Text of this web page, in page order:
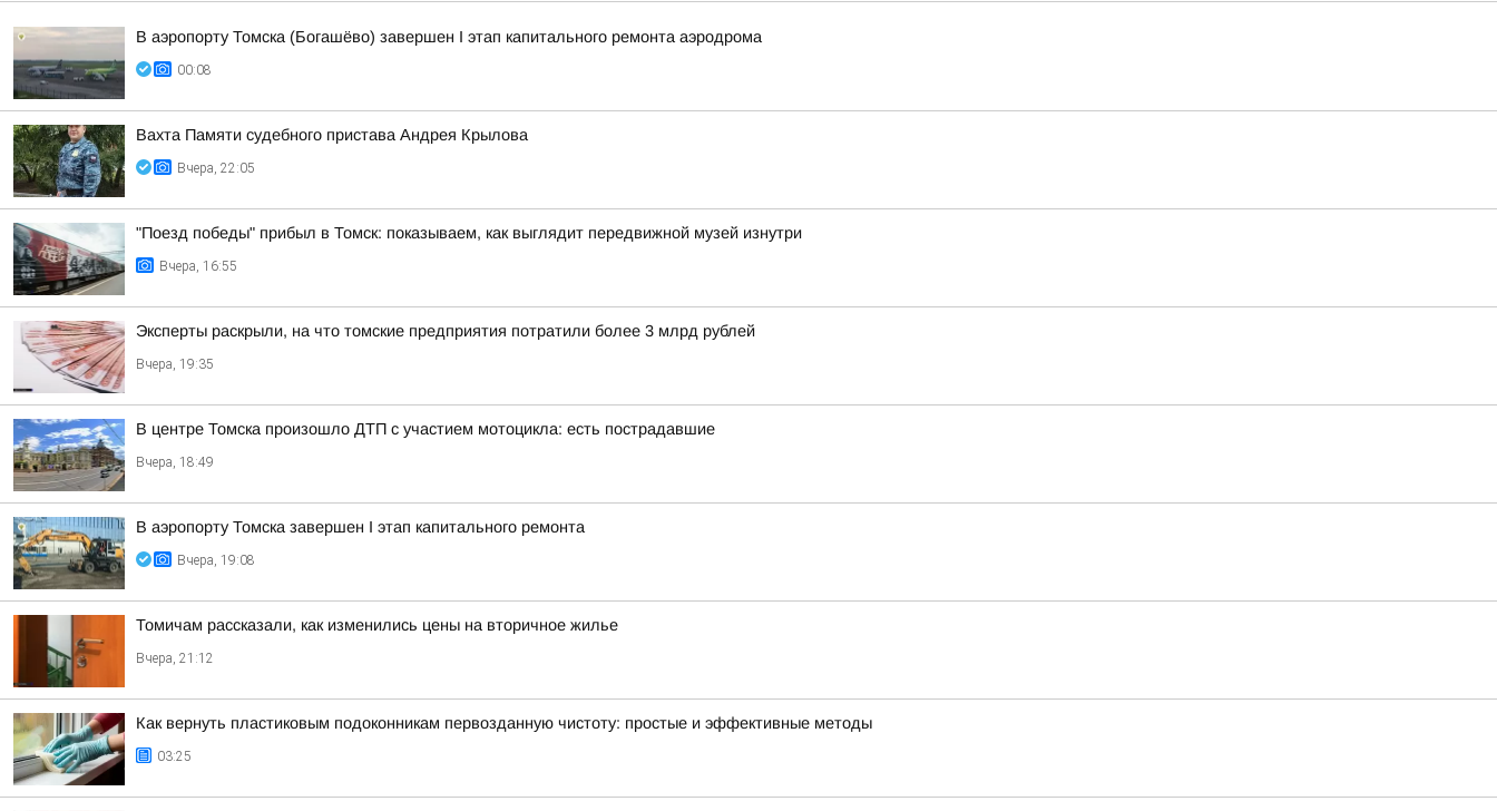
В аэропорту Томска (Богашёво) завершен I этап капитального ремонта аэродрома
00:08
Вахта Памяти судебного пристава Андрея Крылова
Вчера, 22:05
"Поезд победы" прибыл в Томск: показываем, как выглядит передвижной музей изнутри
Вчера, 16:55
Эксперты раскрыли, на что томские предприятия потратили более 3 млрд рублей
Вчера, 19:35
В центре Томска произошло ДТП с участием мотоцикла: есть пострадавшие
Вчера, 18:49
В аэропорту Томска завершен I этап капитального ремонта
Вчера, 19:08
Томичам рассказали, как изменились цены на вторичное жилье
Вчера, 21:12
Как вернуть пластиковым подоконникам первозданную чистоту: простые и эффективные методы
03:25